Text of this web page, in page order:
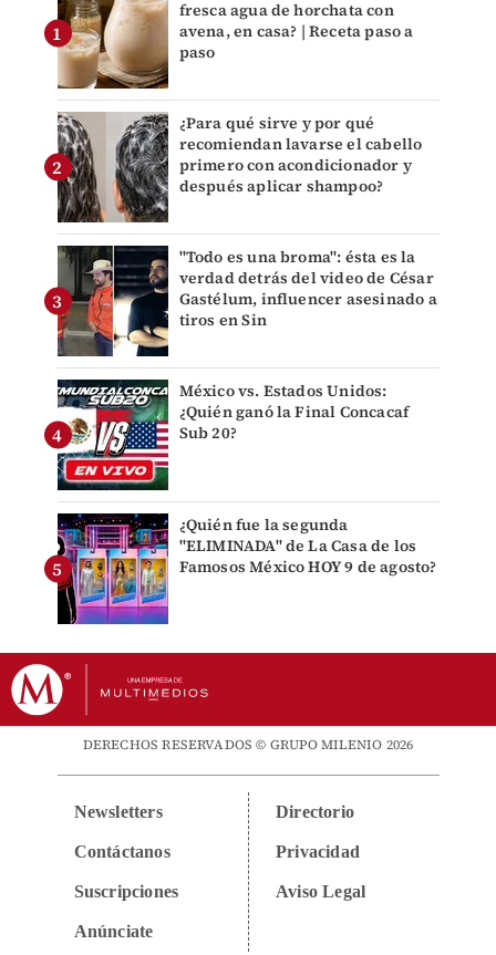
fresca agua de horchata con
avena, en casa? | Receta paso a
paso
¿Para qué sirve y por qué
recomiendan lavarse el cabello
primero con acondicionador y
después aplicar shampoo?
"Todo es una broma": ésta es la
verdad detrás del video de César
Gastélum, influencer asesinado a
tiros en Sin
México vs. Estados Unidos:
¿Quién ganó la Final Concacaf
Sub 20?
¿Quién fue la segunda
"ELIMINADA" de La Casa de los
Famosos México HOY 9 de agosto?
DERECHOS RESERVADOS © GRUPO MILENIO 2026
Newsletters
Contáctanos
Suscripciones
Anúnciate
Directorio
Privacidad
Aviso Legal